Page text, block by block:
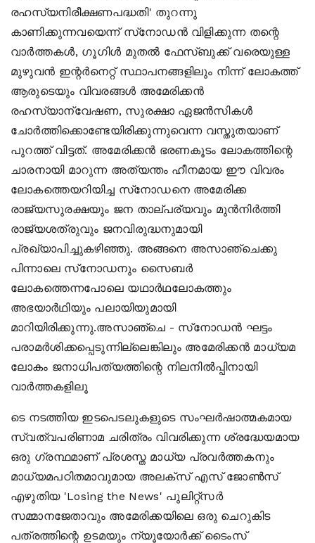
Contact
രഹസ്യനിരീക്ഷണപദ്ധതി' തുറന്നു
കാണിക്കുന്നവയെന്ന് സ്‌നോഡന്‍ വിളിക്കുന്ന തന്റെ
വാര്‍ത്തകള്‍, ഗൂഗിള്‍ മുതല്‍ ഫേസ്ബുക്ക് വരെയുള്ള
മുഴുവന്‍ ഇന്റര്‍നെറ്റ് സ്ഥാപനങ്ങളിലും നിന്ന് ലോകത്ത്
ആരുടെയും വിവരങ്ങള്‍ അമേരിക്കന്‍
രഹസ്യാന്വേഷണ, സുരക്ഷാ ഏജന്‍സികള്‍
ചോര്‍ത്തിക്കൊണ്ടേയിരിക്കുന്നുവെന്ന വസ്തുതയാണ്
പുറത്ത് വിട്ടത്. അമേരിക്കന്‍ ഭരണകൂടം ലോകത്തിന്റെ
ചാരനായി മാറുന്ന അത്യന്തം ഹീനമായ ഈ വിവരം
ലോകത്തെയറിയിച്ച സ്‌നോഡനെ അമേരിക്ക
രാജ്യസുരക്ഷയും ജന താല്പര്യവും മുന്‍നിര്‍ത്തി
രാജ്യശത്രുവും ജനവിരുദ്ധനുമായി
പ്രഖ്യാപിച്ചുകഴിഞ്ഞു. അങ്ങനെ അസാഞ്ചെക്കു
പിന്നാലെ സ്‌നോഡനും സൈബര്‍
ലോകത്തെന്നപോലെ യഥാര്‍ഥലോകത്തും
അഭയാര്‍ഥിയും പലായിയുമായി
മാറിയിരിക്കുന്നു.അസാഞ്ചെ - സ്‌നോഡന്‍ ഘട്ടം
പരാമര്‍ശിക്കപ്പെടുന്നില്ലെങ്കിലും അമേരിക്കന്‍ മാധ്യമ
ലോകം ജനാധിപത്യത്തിന്റെ നിലനില്‍പ്പിനായി
വാര്‍ത്തകളിലൂ
ടെ നടത്തിയ ഇടപെടലുകളുടെ സംഘര്‍ഷാത്മകമായ
സ്വത്വപരിണാമ ചരിത്രം വിവരിക്കുന്ന ശ്രദ്ധേയമായ
ഒരു ഗ്രന്ഥമാണ് പ്രശസ്ത മാധ്യ പ്രവര്‍ത്തകനും
മാധ്യമപഠിതമാവുമായ അലക്‌സ് എസ് ജോണ്‍സ്
എഴുതിയ 'Losing the News' പുലിറ്റ്‌സര്‍
സമ്മാനജേതാവും അമേരിക്കയിലെ ഒരു ചെറുകിട
പത്രത്തിന്റെ ഉടമയും ന്യൂയോര്‍ക്ക് ടൈംസ്